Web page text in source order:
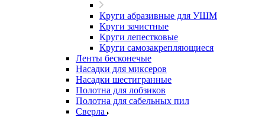
Круги абразивные для УШМ
Круги зачистные
Круги лепестковые
Круги самозакрепляющиеся
Ленты бесконечые
Насадки для миксеров
Насадки шестигранные
Полотна для лобзиков
Полотна для сабельных пил
Сверла